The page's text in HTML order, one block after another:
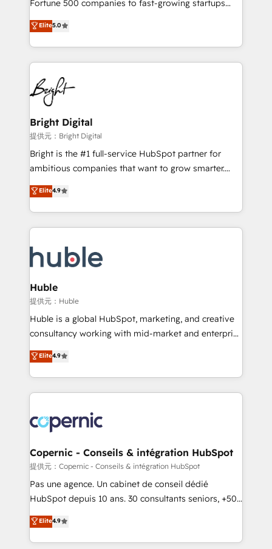
Growth-Driven Design Agency of the Year 🏆2016
Sales Enablement HubSpot Impact Award 🏆2015
HubSpot COS Performance Award 🏆2014 HubSpot
COS Design Award 🏆2013 HubSpot Marketplace
Partner 📆Founded in 1997
Fortune 500 companies to fast-growing startups
and nonprofits — to streamline operations, scale
revenue, and unlock the full potential of HubSpot.
With deep technical and industry expertise, we fuse
automation, integration, and AI innovation to deliver
lasting impact. We specialize in: • Turnkey and end-
to-end HubSpot implementations • Onboarding for
Sales, Service, Marketing & Content Hubs • AI voice
and chat agents, predictive automation, and smart
workflows • Salesforce + HubSpot integration •
Website design and CMS development • ERP
integration: SAP, NetSuite, Microsoft Dynamics, … •
platform • Client/member portals built on HubSpot •
CaterSuite for the catering industry • Custom and
WooCommerce, BuilderTrend, and more Experience
the difference — reach out to see how AI + HubSpot
Elite5.0
Bright Digital
提供元：Bright Digital
Bright is the #1 full-service HubSpot partner for
ambitious companies that want to grow smarter.
From HubSpot onboarding, to training, from
developing a new website to lead generation and
digital marketing; we do it all (and with great
results)! In short, our services include: - HubSpot
HubSpot development: websites, custom modules,
integrations - Marketing & sales solutions: digital
marketing, advertising, campaigns, content and
design We connect people, data and technology to
improve customer experiences. With our bright
people, exciting ideas and can-do mentality, we
your challenge; our passionate and growth driven
team of 100+ experts is ready for you! Driving digital
Elite4.9
Huble
提供元：Huble
Huble is a global HubSpot, marketing, and creative
consultancy working with mid-market and enterprise
businesses. We go beyond implementation, shaping
the strategy, processes, and teams that turn
HubSpot into a genuine growth engine. Named
HubSpot's Global Partner of the Year in 2024,
worldwide, and with over 15 years in the ecosystem,
Huble has built a track record that speaks for itself.
One company, one operating model, delivering
across offices and consulting teams in the UK, USA,
Canada, Germany, France, Belgium, Singapore, and
South Africa. Certified compliant with ISO/IEC
international offices and 175+ employees.
Elite4.9
Copernic - Conseils & intégration HubSpot
提供元：Copernic - Conseils & intégration HubSpot
Pas une agence. Un cabinet de conseil dédié
HubSpot depuis 10 ans. 30 consultants seniors, +500
clients, un ROI mesurable. Notre mission : faire de
HubSpot un vrai levier de performance pour votre
organisation. Cela passe par la compréhension de
Elite4.9